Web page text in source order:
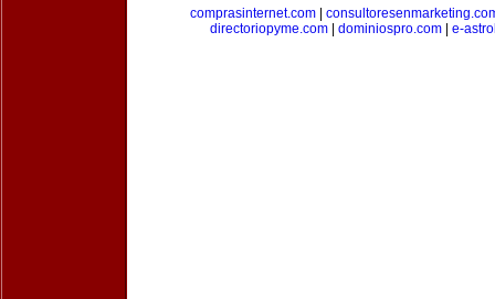
comprasinternet.com|
directoriopyme.com| dominiospro.com| e-